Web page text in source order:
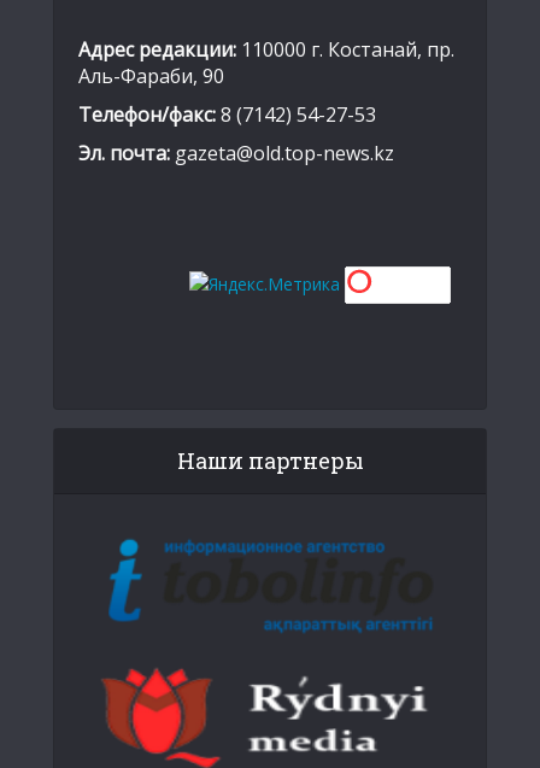
Адрес редакции: 110000 г. Костанай, пр.
Аль-Фараби, 90
Телефон/факс:8 (7142) 54-27-53
Эл. почта: gazeta@old.top-news.kz
Наши партнеры